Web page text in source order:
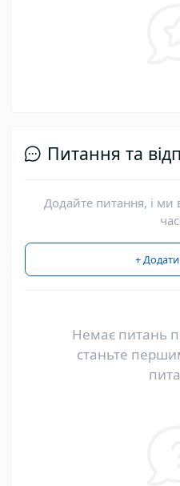
Питання та
Додайте питання, і
+
Немає питань
станьте